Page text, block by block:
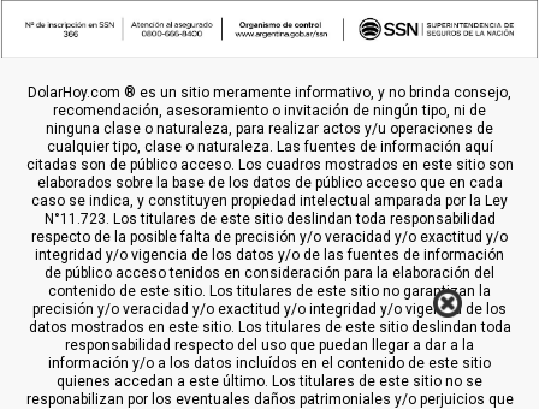
DolarHoy.com ® es un sitio meramente informativo, y no brinda consejo,
recomendación, asesoramiento o invitación de ningún tipo, ni de
ninguna clase o naturaleza, para realizar actos y/u operaciones de
cualquier tipo, clase o naturaleza. Las fuentes de información aquí
citadas son de público acceso. Los cuadros mostrados en este sitio son
elaborados sobre la base de los datos de público acceso que en cada
caso se indica, y constituyen propiedad intelectual amparada por la Ley
N°11.723. Los titulares de este sitio deslindan toda responsabilidad
respecto de la posible falta de precisión y/o veracidad y/o exactitud y/o
integridad y/o vigencia de los datos y/o de las fuentes de información
de público acceso tenidos en consideración para la elaboración del
contenido de este sitio. Los titulares de este sitio no garantizan la
precisión y/o veracidad y/o exactitud y/o integridad y/o vigencia de los
datos mostrados en este sitio. Los titulares de este sitio deslindan toda
responsabilidad respecto del uso que puedan llegar a dar a la
información y/o a los datos incluídos en el contenido de este sitio
quienes accedan a este último. Los titulares de este sitio no se
responabilizan por los eventuales daños patrimoniales y/o perjuicios que